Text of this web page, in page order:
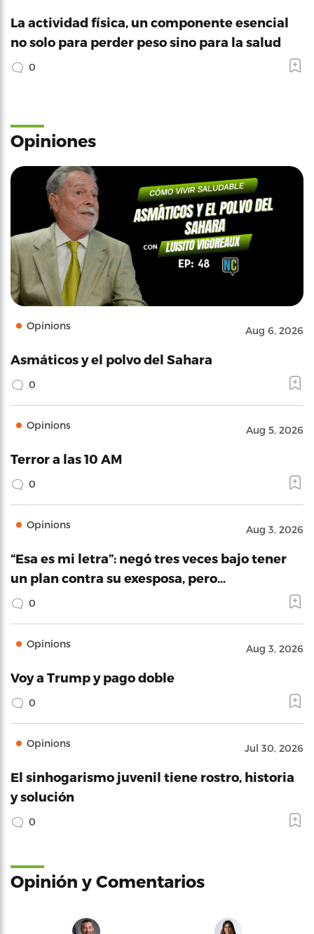
La actividad física, un componente esencial
no solo para perder peso sino para la salud
0
Opiniones
Opinions Aug 6, 2026
Asmáticos y el polvo del Sahara
0
Opinions Aug 5, 2026
Terror a las 10 AM
0
Opinions Aug 3, 2026
“Esa es mi letra”: negó tres veces bajo tener
un plan contra su exesposa, pero…
0
Opinions Aug 3, 2026
Voy a Trump y pago doble
0
Opinions Jul 30, 2026
El sinhogarismo juvenil tiene rostro, historia
y solución
0
Opinión y Comentarios